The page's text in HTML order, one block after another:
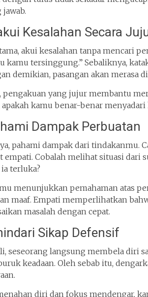
Kesalahan Secara
akui kesalahan tanpa mencari
kamu tersinggung.” Sebaliknya,
demikian, pasangan akan merasa
pengakuan yang jujur membantu
kamu benar-benar menyadari
Dampak Perbuatan
pahami dampak dari tindakanmu.
Cobalah melihat situasi dari
terluka?
menunjukkan pemahaman atas
maaf. Empati memperlihatkan
masalah dengan cepat.
Sikap Defensif
seseorang langsung membela diri
keadaan. Oleh sebab itu,
diri dan fokus mendengar,